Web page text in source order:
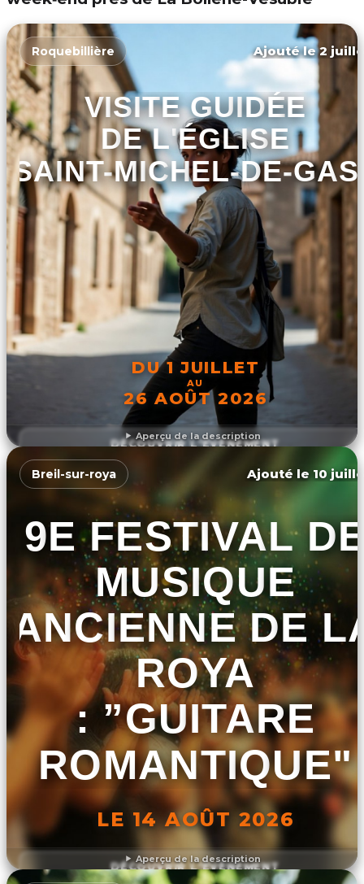
Aperçu de la description
Roquebillière Ajouté le 2
VISITE GUIDÉE
DE L'ÉGLISE
SAINT-MICHEL-DE-
DU 1 JUILLET
AU
26 AOÛT 2026
DÉCOUVRIR L'ÉVÉNEMENT
Aperçu de la description
Breil-sur-roya Ajouté le 10
9E FESTIVAL
MUSIQUE
ANCIENNE DE
ROYA
: ”GUITARE
ROMANTIQUE"
LE 14 AOÛT 2026
DÉCOUVRIR L'ÉVÉNEMENT